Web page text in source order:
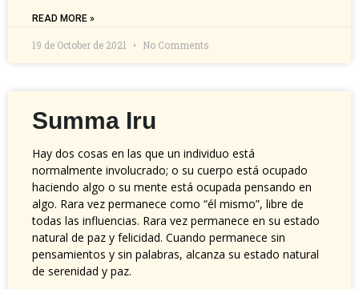
READ MORE »
19 de October de 2021 No Comments
Summa Iru
Hay dos cosas en las que un individuo está
normalmente involucrado; o su cuerpo está ocupado
haciendo algo o su mente está ocupada pensando en
algo. Rara vez permanece como “él mismo”, libre de
todas las influencias. Rara vez permanece en su estado
natural de paz y felicidad. Cuando permanece sin
pensamientos y sin palabras, alcanza su estado natural
de serenidad y paz.